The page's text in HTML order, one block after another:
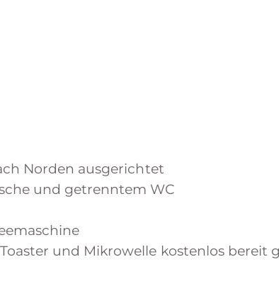
Norden ausgerichtet
und getrenntem WC
und Mikrowelle kostenlos bereit